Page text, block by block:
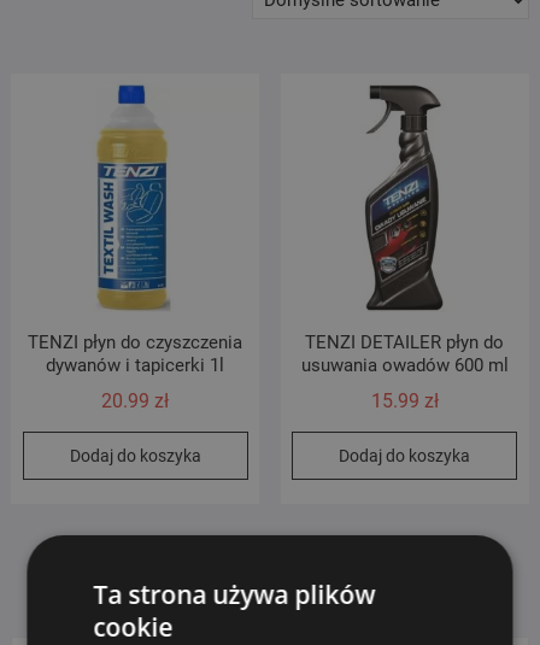
TENZI płyn do czyszczenia
dywanów i tapicerki 1l
20.99zł
Dodaj do koszyka
TENZI DETAILER płyn do
usuwania owadów 600 ml
15.99 zł
Dodaj do koszyka
Ta strona używa plików
cookie